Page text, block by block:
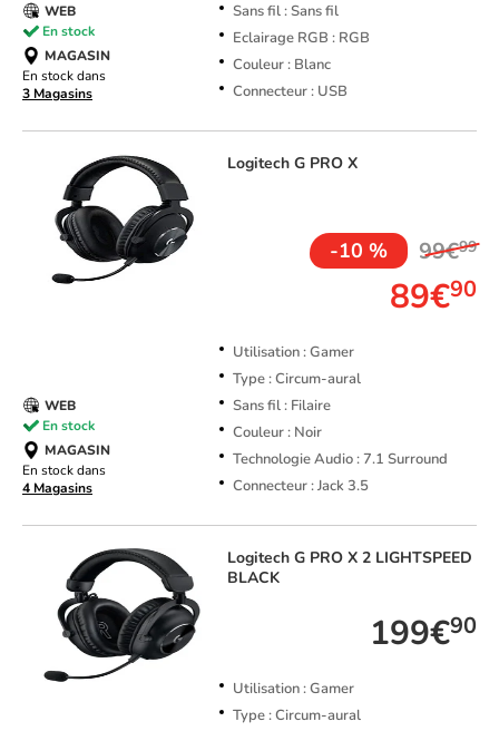
Sans fil : Sans fil
Eclairage RGB : RGB
Couleur : Blanc
Connecteur : USB
WEB
En stock
MAGASIN
En stock dans
3 Magasins
Logitech G PRO X
-10 % 99€99
89€90
Utilisation : Gamer
Type : Circum-aural
Sans fil : Filaire
Couleur : Noir
Technologie Audio : 7.1 Surround
Connecteur : Jack 3.5
WEB
En stock
MAGASIN
En stock dans
4 Magasins
Logitech G PRO X 2 LIGHTSPEED
BLACK
199€90
Utilisation : Gamer
Type : Circum-aural